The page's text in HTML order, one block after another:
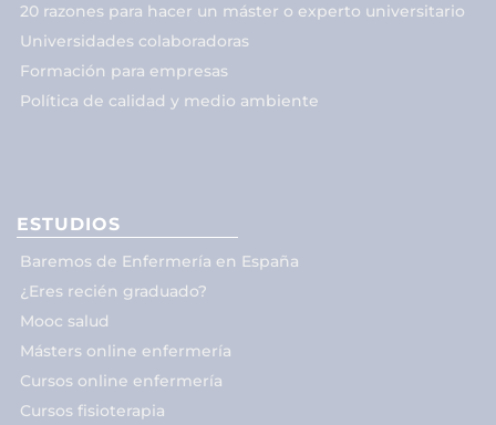
20 razones para hacer un máster o experto universitario
Universidades colaboradoras
Formación para empresas
Política de calidad y medio ambiente
ESTUDIOS
Baremos de Enfermería en España
¿Eres recién graduado?
Mooc salud
Másters online enfermería
Cursos online enfermería
Cursos fisioterapia